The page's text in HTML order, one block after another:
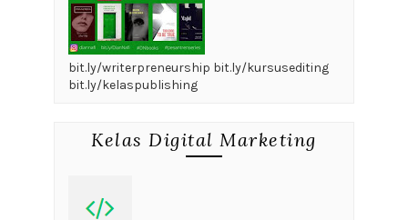
bit.ly/writerpreneurship bit.ly/kursusediting
bit.ly/kelaspublishing
Kelas Digital Marketing